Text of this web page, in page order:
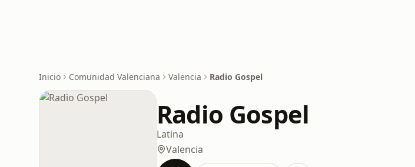
Inicio Comunidad Valenciana Valencia Radio Gospel
Radio Gospel
Latina
Valencia